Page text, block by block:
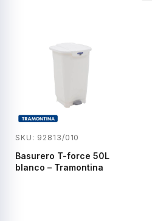
SKU: 92813/010
Basurero T-force 50L
blanco – Tramontina